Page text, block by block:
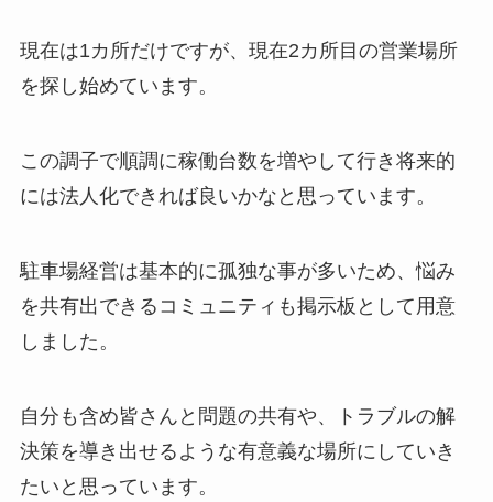
現在は1カ所だけですが、現在2カ所目の営業場所
を探し始めています。
この調子で順調に稼働台数を増やして行き将来的
には法人化できれば良いかなと思っています。
駐車場経営は基本的に孤独な事が多いため、悩み
を共有出できるコミュニティも掲示板として用意
しました。
自分も含め皆さんと問題の共有や、トラブルの解
決策を導き出せるような有意義な場所にしていき
たいと思っています。